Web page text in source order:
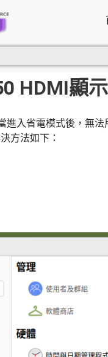
HDMI顯
入省電模式後，無
方法如下：